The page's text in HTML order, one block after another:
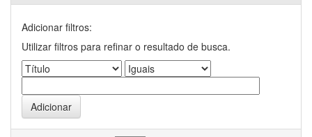
Adicionar filtros:
Utilizar filtros para refinar o resultado de busca.